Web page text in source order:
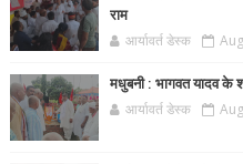
राम
आर्यावर्त डेस्क
मधुबनी : भागवत यादव के
आर्यावर्त डेस्क